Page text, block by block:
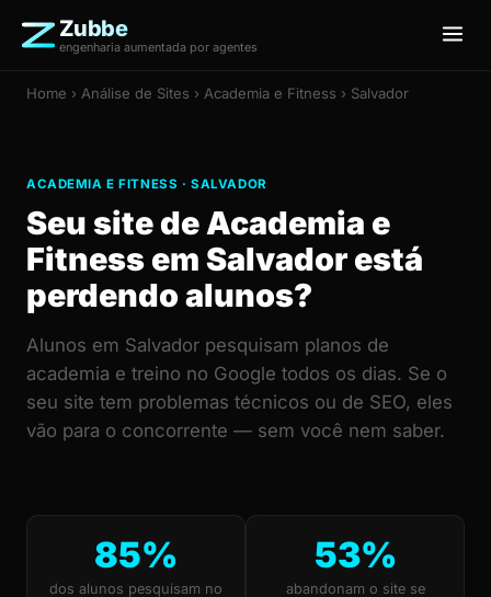
Zubbe
engenharia aumentada por agentes
Home › Análise de Sites › Academia e Fitness › Salvador
ACADEMIA E FITNESS · SALVADOR
Seu site de Academia e
Fitness em Salvador está
perdendo alunos?
Alunos em Salvador pesquisam planos de
academia e treino no Google todos os dias. Se o
seu site tem problemas técnicos ou de SEO, eles
vão para o concorrente — sem você nem saber.
85%
dos alunos pesquisam no
53%
abandonam o site se